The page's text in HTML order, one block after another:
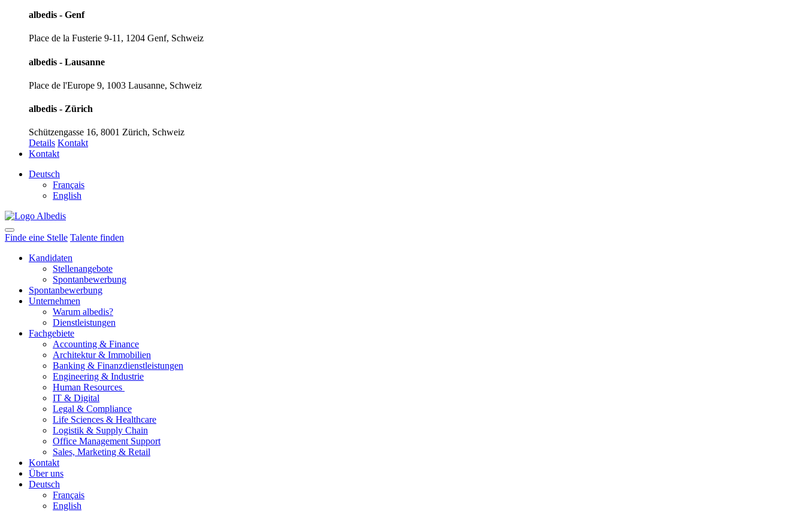
albedis - Genf
Place de la Fusterie 9-11, 1204 Genf, Schweiz
albedis - Lausanne
Place de l'Europe 9, 1003 Lausanne, Schweiz
albedis - Zürich
Schützengasse 16, 8001 Zürich, Schweiz
Details Kontakt
Kontakt
Deutsch
Français
English
Finde eine Stelle Talente finden
Kandidaten
Stellenangebote
Spontanbewerbung
Spontanbewerbung
Unternehmen
Warum albedis?
Dienstleistungen
Fachgebiete
Accounting & Finance
Architektur & Immobilien
Banking & Finanzdienstleistungen
Engineering & Industrie
Human Resources
IT & Digital
Legal & Compliance
Life Sciences & Healthcare
Logistik & Supply Chain
Office Management Support
Sales, Marketing & Retail
Kontakt
Über uns
Deutsch
Français
English